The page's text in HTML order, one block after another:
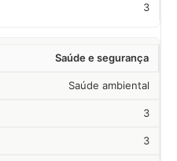
3
Saúde e segurança
Saúde ambiental
3
3